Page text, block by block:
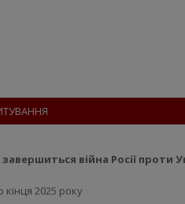
війна Росії проти
кінця 2025 року